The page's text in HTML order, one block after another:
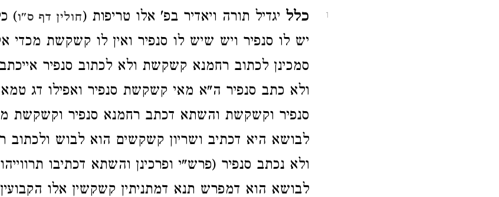
1 כלל יגדיל תורה ויאדיר בפ' אלו טריפות (חולין דף ס"ו)
יש לו סנפיר ויש שיש לו סנפיר ואין לו קשקשת
סמכינן לכתוב רחמנא קשקשת ולא לכתוב סנפיר
ולא כתב סנפיר ה"א מאי קשקשת סנפיר ואפילו דג
סנפיר וקשקשת והשתא דכתב רחמנא סנפיר וקשקשת
לבושא היא דכתיב ושריון קשקשים הוא לבוש
ולא נכתב סנפיר (פרש"י ופרכינן והשתא דכתיבו
לבושא הוא דמפרש תנא דמתניתין קשקשין אלו